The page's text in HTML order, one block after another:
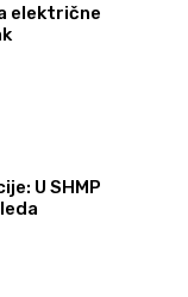
električne
U SHMP